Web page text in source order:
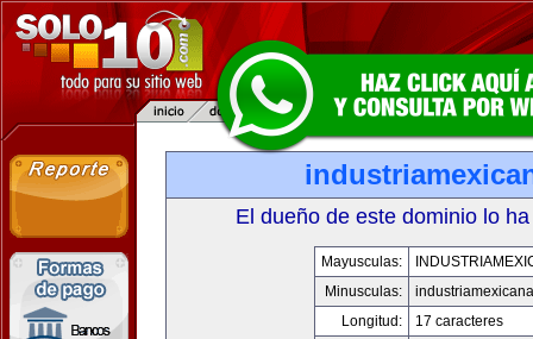
El dueño de este dominio lo
Mayusculas:
Minusculas:
Longitud:
17 caracteres